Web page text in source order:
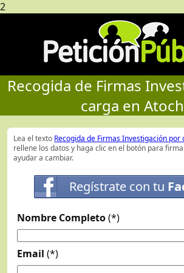
2
Recogida de Firmas
carga en
Lea el texto Recogida de Firmas Investigación por
rellene los datos y haga clic en el botón para
ayudar a cambiar.
Regístrate con tu
Nombre Completo(*)
Email (*)